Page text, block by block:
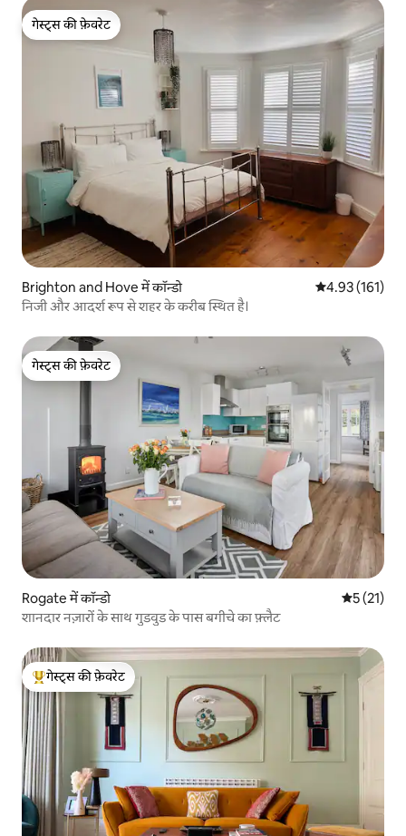
गेस्ट्स की फ़ेवरेट
गेस्ट्स की फ़ेवरेट
Brighton and Hove में कॉन्डो औसत रेटिंग 5 में से
4.93 (161)
निजी और आदर्श रूप से शहर के करीब स्थित है।
गेस्ट्स की फ़ेवरेट
गेस्ट्स की फ़ेवरेट
Rogate में कॉन्डो औसत रेटिंग
5 (21)
शानदार नज़ारों के साथ गुडवुड के पास बगीचे का फ़्लैट
गेस्ट्स का टॉप फ़ेवरेट
गेस्ट्स की फ़ेवरेट